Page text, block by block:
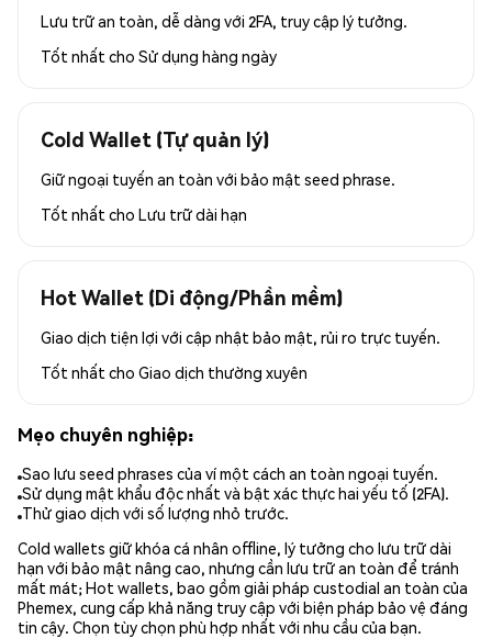
Lưu trữ an toàn, dễ dàng với 2FA, truy cập lý tưởng.
Tốt nhất cho Sử dụng hàng ngày
Cold Wallet (Tự quản lý)
Giữ ngoại tuyến an toàn với bảo mật seed phrase.
Tốt nhất cho Lưu trữ dài hạn
Hot Wallet (Di động/Phần mềm)
Giao dịch tiện lợi với cập nhật bảo mật, rủi ro trực tuyến.
Tốt nhất cho Giao dịch thường xuyên
Mẹo chuyên nghiệp:
Sao lưu seed phrases của ví một cách an toàn ngoại tuyến.
Sử dụng mật khẩu độc nhất và bật xác thực hai yếu tố (2FA).
Thử giao dịch với số lượng nhỏ trước.
Cold wallets giữ khóa cá nhân offline, lý tưởng cho lưu trữ dài
hạn với bảo mật nâng cao, nhưng cần lưu trữ an toàn để tránh
mất mát; Hot wallets, bao gồm giải pháp custodial an toàn của
Phemex, cung cấp khả năng truy cập với biện pháp bảo vệ đáng
tin cậy. Chọn tùy chọn phù hợp nhất với nhu cầu của bạn.